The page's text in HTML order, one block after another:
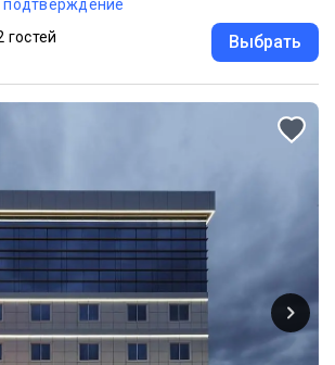
гостей Выбрать